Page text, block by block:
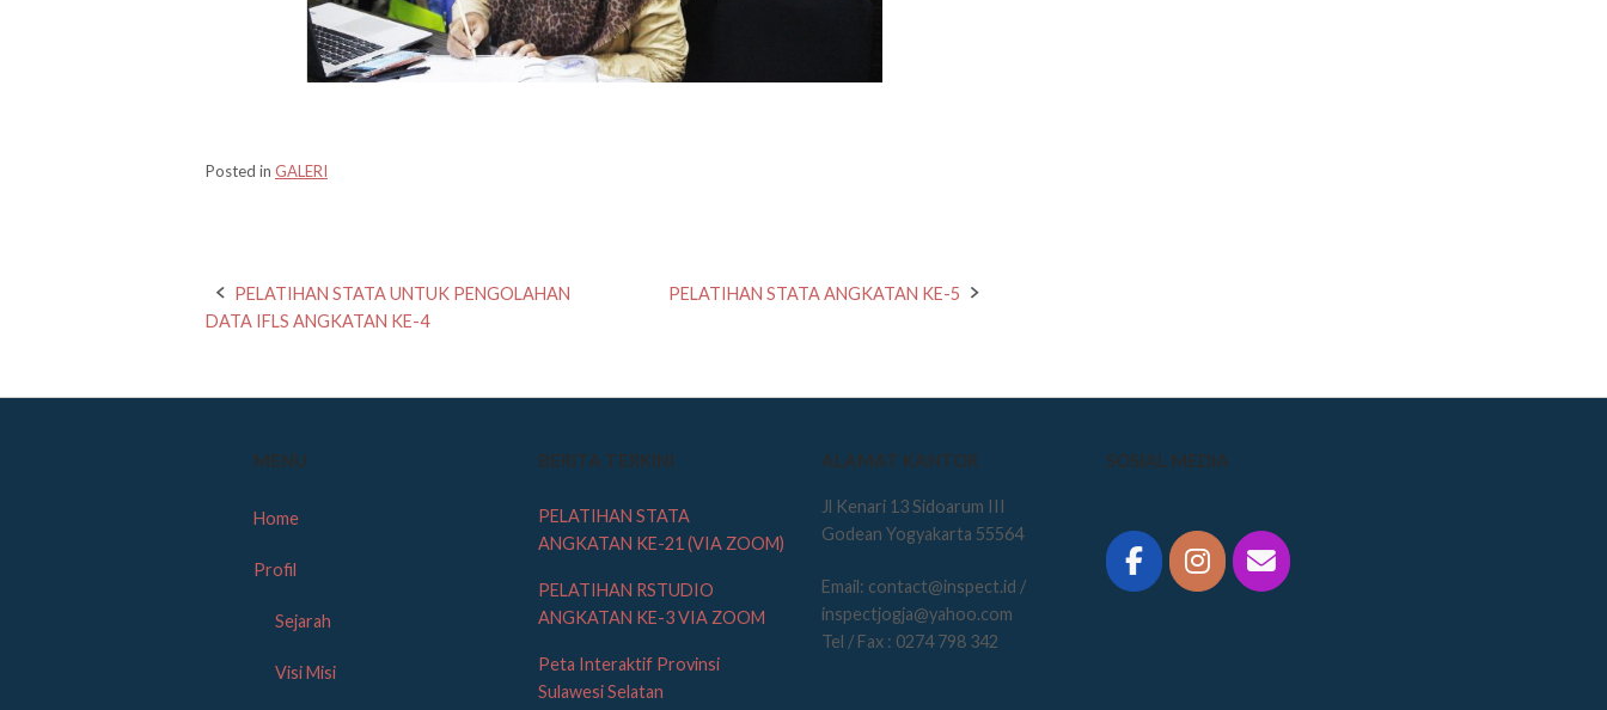
Posted in GALERI
PostPELATIHAN STATA UNTUK PENGOLAHAN
DATA IFLS ANGKATAN KE-4
PELATIHAN STATA ANGKATAN KE-5
MENU
Home
Profil
Sejarah
Visi Misi
BERITA TERKINI
PELATIHAN STATA
ANGKATAN KE-21 (VIA ZOOM)
PELATIHAN RSTUDIO
ANGKATAN KE-3 VIA ZOOM
Peta Interaktif Provinsi
Sulawesi Selatan
ALAMAT KANTOR
Jl Kenari 13 Sidoarum III
Godean Yogyakarta 55564
Email: contact@inspect.id /
inspectjogja@yahoo.com
Tel / Fax : 0274 798 342
SOSIAL MEDIA